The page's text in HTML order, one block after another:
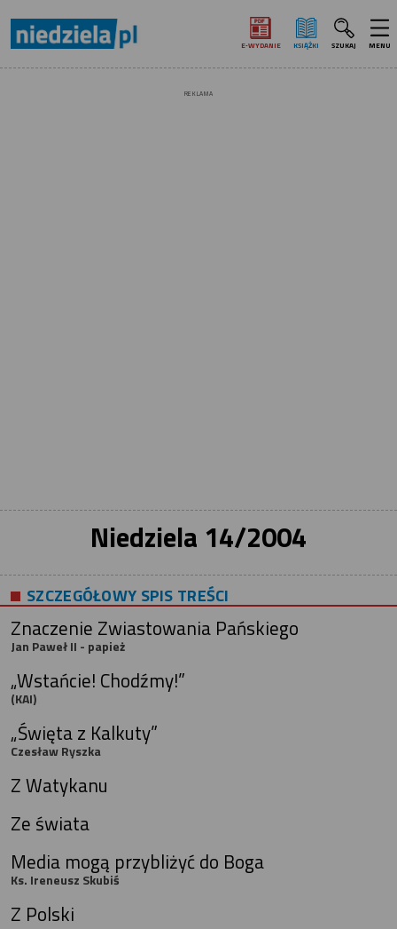
E‑WYDANIE KSIĄŻKI SZUKAJ MENU
REKLAMA
Niedziela 14/2004
SZCZEGÓŁOWY SPIS TREŚCI
Znaczenie Zwiastowania Pańskiego
Jan Paweł II - papież
„Wstańcie! Chodźmy!”
(KAI)
„Święta z Kalkuty”
Czesław Ryszka
Z Watykanu
Ze świata
Media mogą przybliżyć do Boga
Ks. Ireneusz Skubiś
Z Polski